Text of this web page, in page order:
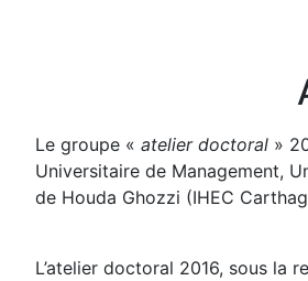
Le groupe « atelier doctoral »
Universitaire de Management,
de Houda Ghozzi (IHEC
L’atelier doctoral 2016, sous la